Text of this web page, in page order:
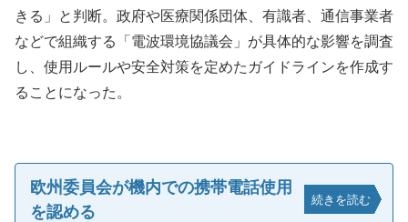
きる」と判断。政府や医療関係団体、有識者、通信事業者
などで組織する「電波環境協議会」が具体的な影響を調査
し、使用ルールや安全対策を定めたガイドラインを作成す
ることになった。
欧州委員会が機内での携帯電話使用
を認める
続きを読む